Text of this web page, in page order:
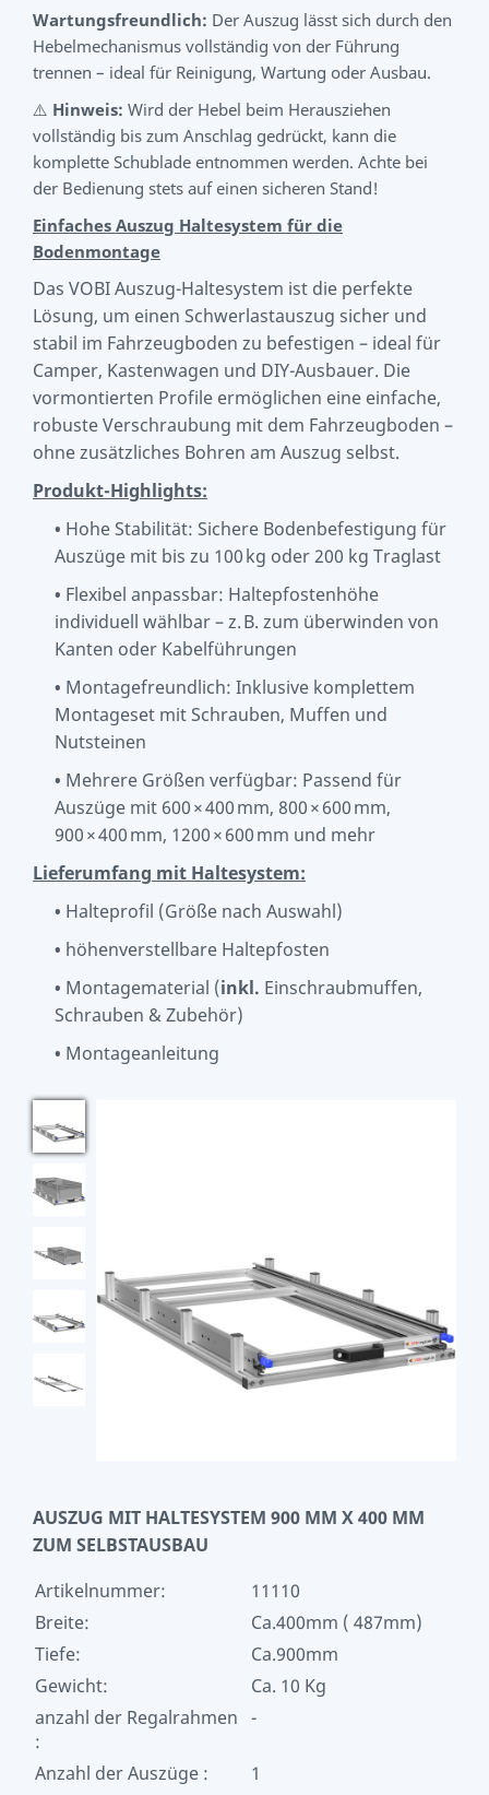
Wartungsfreundlich: Der Auszug lässt sich durch den
Hebelmechanismus vollständig von der Führung
trennen – ideal für Reinigung, Wartung oder Ausbau.
⚠️ Hinweis: Wird der Hebel beim Herausziehen
vollständig bis zum Anschlag gedrückt, kann die
komplette Schublade entnommen werden. Achte bei
der Bedienung stets auf einen sicheren Stand!
Einfaches Auszug Haltesystem für die
Bodenmontage
Das VOBI Auszug-Haltesystem ist die perfekte
Lösung, um einen Schwerlastauszug sicher und
stabil im Fahrzeugboden zu befestigen – ideal für
Camper, Kastenwagen und DIY-Ausbauer. Die
vormontierten Profile ermöglichen eine einfache,
robuste Verschraubung mit dem Fahrzeugboden –
ohne zusätzliches Bohren am Auszug selbst.
Produkt-Highlights:
• Hohe Stabilität: Sichere Bodenbefestigung für
Auszüge mit bis zu 100 kg oder 200 kg Traglast
• Flexibel anpassbar: Haltepfostenhöhe
individuell wählbar – z. B. zum überwinden von
Kanten oder Kabelführungen
• Montagefreundlich: Inklusive komplettem
Montageset mit Schrauben, Muffen und
Nutsteinen
• Mehrere Größen verfügbar: Passend für
Auszüge mit 600 × 400 mm, 800 × 600 mm,
900 × 400 mm, 1200 × 600 mm und mehr
Lieferumfang mit Haltesystem:
• Halteprofil (Größe nach Auswahl)
• höhenverstellbare Haltepfosten
• Montagematerial (inkl. Einschraubmuffen,
Schrauben & Zubehör)
• Montageanleitung
AUSZUG MIT HALTESYSTEM 900 MM X 400 MM
ZUM SELBSTAUSBAU
Artikelnummer:
11110
Breite:
Ca.400mm ( 487mm)
Tiefe:
Ca.900mm
Gewicht:
Ca. 10 Kg
anzahl der Regalrahmen
:
-
Anzahl der Auszüge :
1